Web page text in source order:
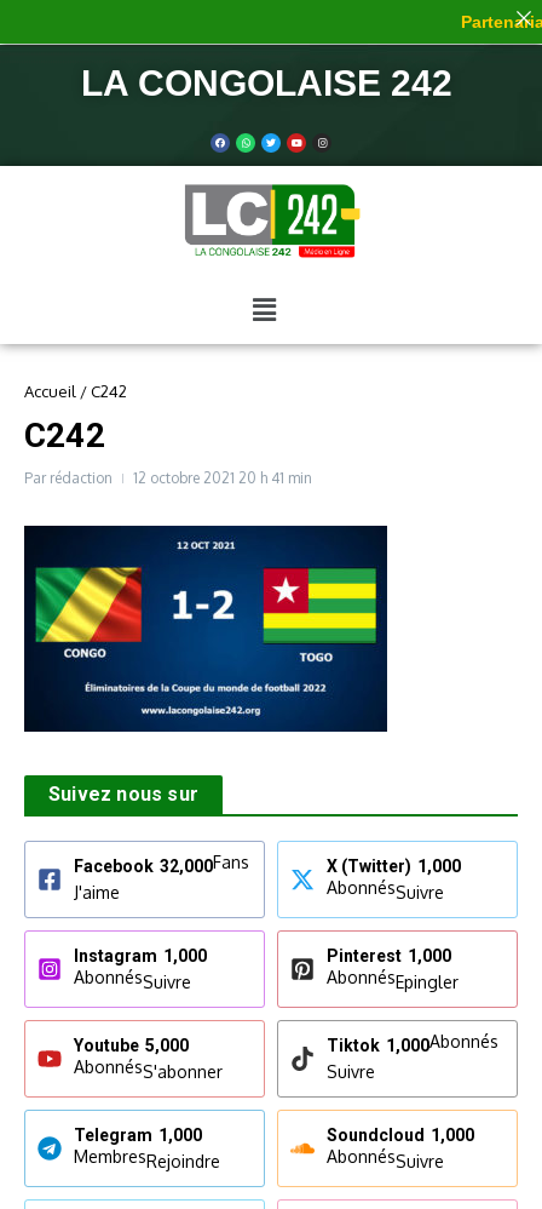
LA CONGOLAISE 242
Accueil /C242
C242
Par rédaction 12 octobre 2021 20 h 41 min
Suivez nous sur
Facebook 32,000Fans
J'aime
X (Twitter) 1,000
AbonnésSuivre
Instagram 1,000
AbonnésSuivre
Pinterest 1,000
AbonnésEpingler
Youtube 5,000
AbonnésS'abonner
Tiktok 1,000Abonnés
Suivre
Telegram 1,000
MembresRejoindre
Soundcloud 1,000
AbonnésSuivre